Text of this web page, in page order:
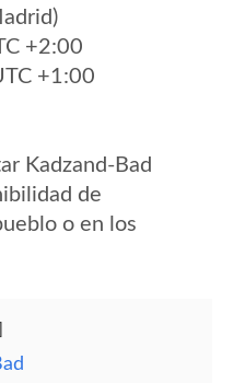
+2:00
+1:00
Kadzand-Bad
de
o en los